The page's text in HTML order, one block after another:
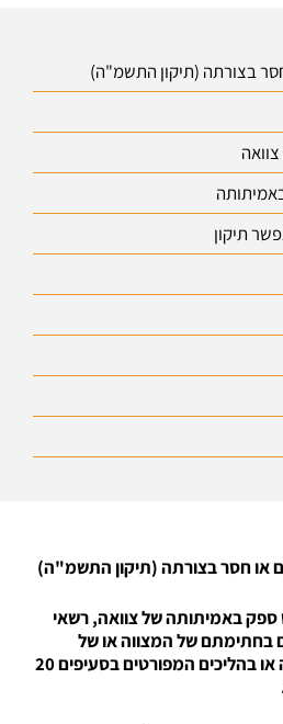
בצורתה (תיקון התשמ"ה)
תיקון
באמיתותה של צוואה, רשאי
בחתימתם של המצווה או של
העדים או בתאריך הצוואה או בהליכים המפורטים בסעיפים 20